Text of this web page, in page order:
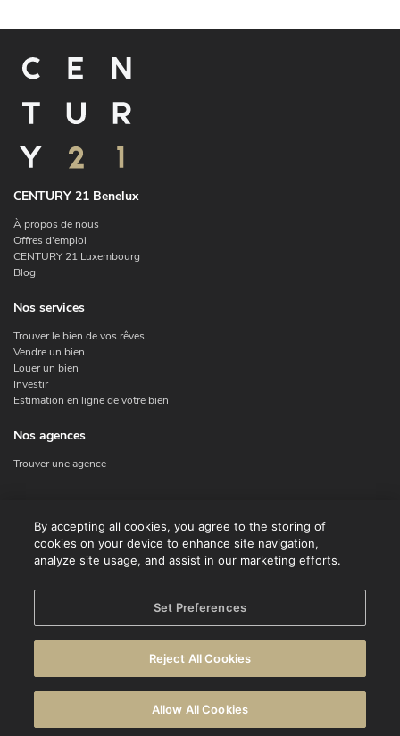
CENTURY 21 Benelux
À propos de nous
Offres d'emploi
CENTURY 21 Luxembourg
Blog
Nos services
Trouver le bien de vos rêves
Vendre un bien
Louer un bien
Investir
Estimation en ligne de votre bien
Nos agences
Trouver une agence
Contact
Facebook
Déclaration de confidentialité
Politique en matière de cookies
By accepting all cookies, you agree to the storing of
cookies on your device to enhance site navigation,
analyze site usage, and assist in our marketing efforts.
Set Preferences
Reject All Cookies
Allow All Cookies